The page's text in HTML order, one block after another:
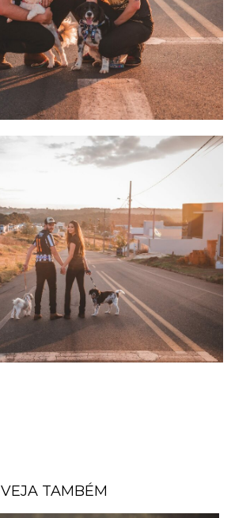
VEJA TAMBÉM